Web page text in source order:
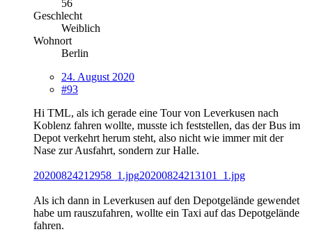
56
Geschlecht
Weiblich
Wohnort
Berlin
24. August 2020
#93
Hi TML, als ich gerade eine Tour von Leverkusen nach
Koblenz fahren wollte, musste ich feststellen, das der Bus im
Depot verkehrt herum steht, also nicht wie immer mit der
Nase zur Ausfahrt, sondern zur Halle.
20200824212958_1.jpg20200824213101_1.jpg
Als ich dann in Leverkusen auf den Depotgelände gewendet
habe um rauszufahren, wollte ein Taxi auf das Depotgelände
fahren.